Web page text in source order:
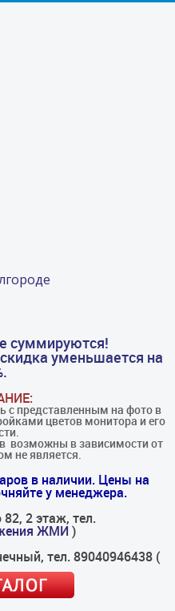
суммируются!
уменьшается на
с представленным на фото в
цветов монитора и его
возможны в зависимости от
не является.
в наличии. Цены на
у менеджера.
2 этаж, тел.
ЖМИ )
тел. 89040946438 (